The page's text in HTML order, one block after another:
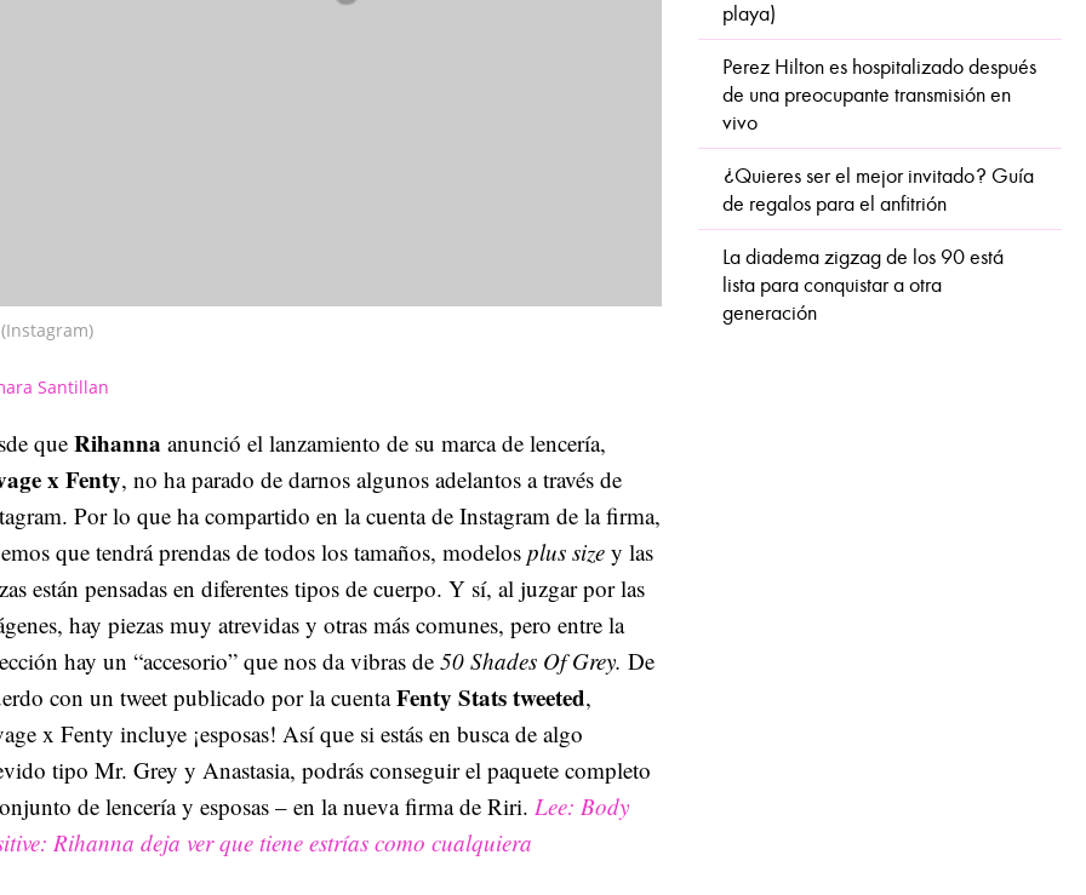
(Instagram)
Santillan
que Rihanna anunció el lanzamiento de su marca de lencería,
x Fenty, no ha parado de darnos algunos adelantos a través de
Por lo que ha compartido en la cuenta de Instagram de la firma,
que tendrá prendas de todos los tamaños, modelos plus size y las
están pensadas en diferentes tipos de cuerpo. Y sí, al juzgar por las
hay piezas muy atrevidas y otras más comunes, pero entre la
hay un “accesorio” que nos da vibras de50 Shades Of Grey. De
con un tweet publicado por la cuentaFenty Stats tweeted,
x Fenty incluye ¡esposas! Así que si estás en busca de algo
tipo Mr. Grey y Anastasia, podrás conseguir el paquete completo
de lencería y esposas – en la nueva firma de Riri. Lee: Body
Rihanna deja ver que tiene estrías como cualquiera
playa)
Perez Hilton es hospitalizado después
de una preocupante transmisión en
vivo
¿Quieres ser el mejor invitado? Guía
de regalos para el anfitrión
La diadema zigzag de los 90 está
lista para conquistar a otra
generación